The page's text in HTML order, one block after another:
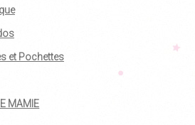
et Pochettes
MAMIE